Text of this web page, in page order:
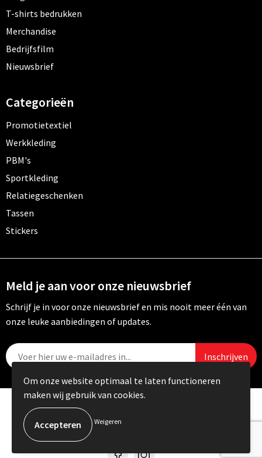
T-shirts bedrukken
Merchandise
Bedrijfsfilm
Nieuwsbrief
Categorieën
Promotietextiel
Werkkleding
PBM's
Sportkleding
Relatiegeschenken
Tassen
Stickers
Meld je aan voor onze nieuwsbrief
Schrijf je in voor onze nieuwsbrief en mis nooit meer één van
onze leuke aanbiedingen of updates.
© Copyright Carebo 2026
Om onze website optimaal te laten functioneren
maken wij gebruik van cookies.
Weigeren